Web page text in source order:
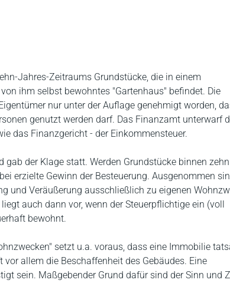
Jahres-Zeitraums Grundstücke, die in einem
ihm selbst bewohntes "Gartenhaus" befindet. Die
nur unter der Auflage genehmigt worden,
genutzt werden darf. Das Finanzamt unterwarf
das Finanzgericht - der Einkommensteuer.
der Klage statt. Werden Grundstücke binnen
erzielte Gewinn der Besteuerung. Ausgenommen
und Veräußerung ausschließlich zu eigenen
auch dann vor, wenn der Steuerpflichtige ein (voll
bewohnt.
setzt u.a. voraus, dass eine Immobilie
allem die Beschaffenheit des Gebäudes. Eine
sein. Maßgebender Grund dafür sind der Sinn und